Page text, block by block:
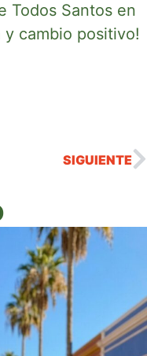
Todos Santos en
cambio positivo!
SIGUIENTE